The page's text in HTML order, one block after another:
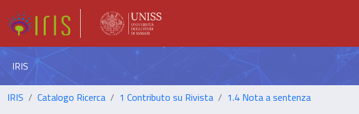
IRIS
IRIS Catalogo Ricerca 1 Contributo su Rivista 1.4 Nota a sentenza